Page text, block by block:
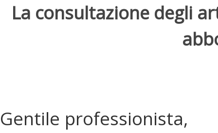
La consultazione degli
Gentile professionista,